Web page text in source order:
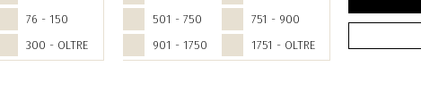
76 - 150
300 - OLTRE
501 - 750
751 - 900
901 - 1750
1751 - OLTRE